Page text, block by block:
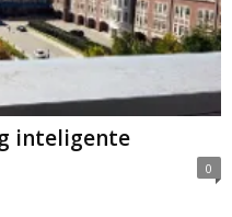
inteligente
0